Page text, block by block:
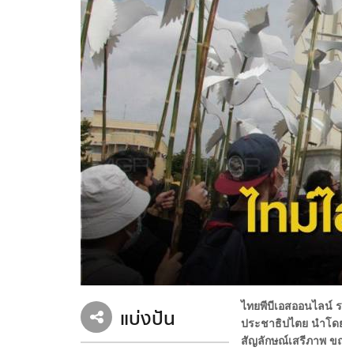
แบ่งปัน
ไทยพีบีเอสออนไลน์
ประชาธิปไตย นำโ
สัญลักษณ์เสรีภาพ ข